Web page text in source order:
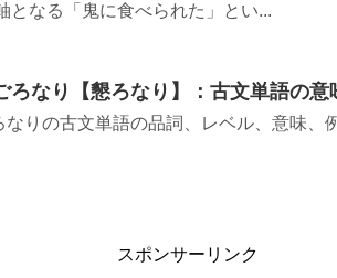
となる「鬼に食べられた」とい...
ろなり【懇ろなり】：古文単語の意
りの古文単語の品詞、レベル、意味、
スポンサーリンク